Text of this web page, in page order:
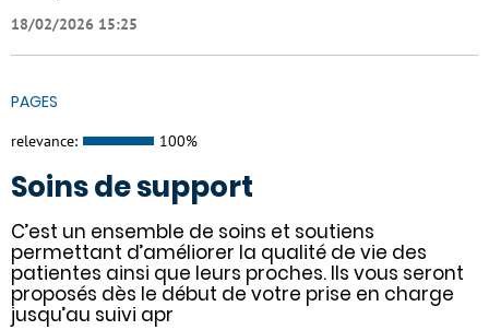
18/02/2026 15:25
PAGES
relevance: 100%
Soins de support
C’est un ensemble de soins et soutiens
permettant d’améliorer la qualité de vie des
patientes ainsi que leurs proches. Ils vous seront
proposés dès le début de votre prise en charge
jusqu’au suivi apr